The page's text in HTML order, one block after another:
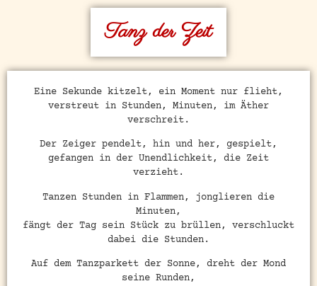
Tanz der Zeit
Eine Sekunde kitzelt, ein Moment nur flieht,
verstreut in Stunden, Minuten, im Äther
verschreit.
Der Zeiger pendelt, hin und her, gespielt,
gefangen in der Unendlichkeit, die Zeit
verzieht.
Tanzen Stunden in Flammen, jonglieren die
Minuten,
fängt der Tag sein Stück zu brüllen, verschluckt
dabei die Stunden.
Auf dem Tanzparkett der Sonne, dreht der Mond
seine Runden,